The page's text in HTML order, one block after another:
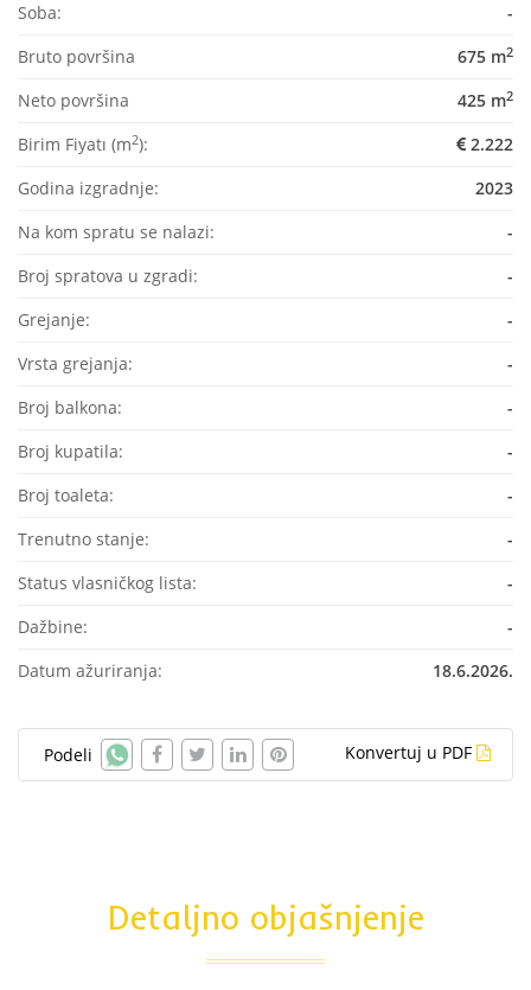
Soba:
-
Bruto površina
675 m2
Neto površina 425 m2
Birim Fiyatı (m2):
2.222
Godina izgradnje:
2023
Na kom spratu se nalazi:
-
Broj spratova u zgradi:
-
Grejanje:
-
Vrsta grejanja:
-
Broj balkona:
-
Broj kupatila:
-
Broj toaleta:
-
Trenutno stanje:
-
Status vlasničkog lista:
-
Dažbine:
-
Datum ažuriranja:
18.6.2026.
Podeli Konvertuj u PDF
Detaljno objašnjenje